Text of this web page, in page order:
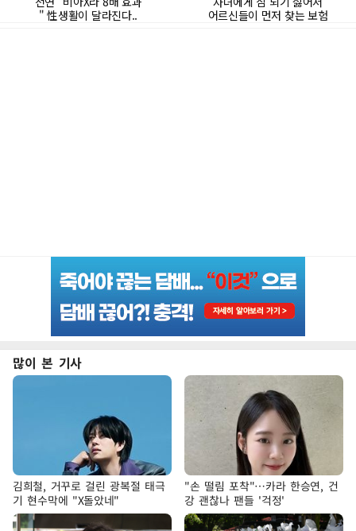
많이 본 기사
김희철, 거꾸로 걸린 광복절 태극
기 현수막에 "X돌았네"
"손 떨림 포착"…카라 한승연, 건
강 괜찮나 팬들 '걱정'